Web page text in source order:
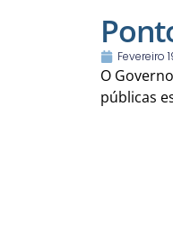
Fevereiro
O
públicas